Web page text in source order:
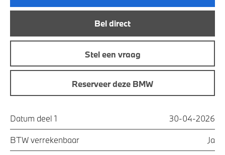
Bel direct
Stel een vraag
Reserveer deze BMW
Datum deel 1 30-04-2026
BTW verrekenbaar Ja